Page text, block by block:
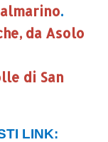
.
da Asolo
di San
LINK: